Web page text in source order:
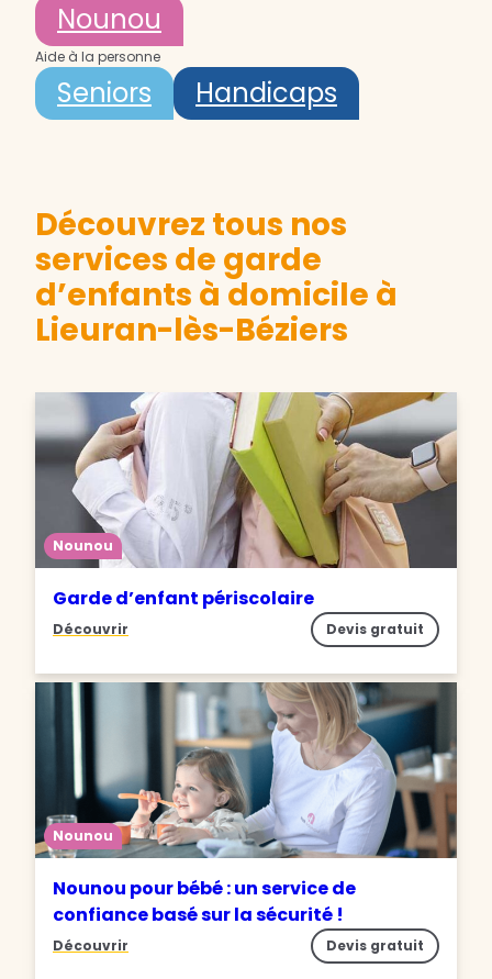
Nounou
Aide à la personne
Seniors Handicaps
Découvrez tous nos
services de garde
d’enfants à domicile à
Lieuran-lès-Béziers
Nounou
Garde d’enfant périscolaire
Découvrir Devis gratuit
Nounou
Nounou pour bébé : un service de
confiance basé sur la sécurité !
Découvrir Devis gratuit